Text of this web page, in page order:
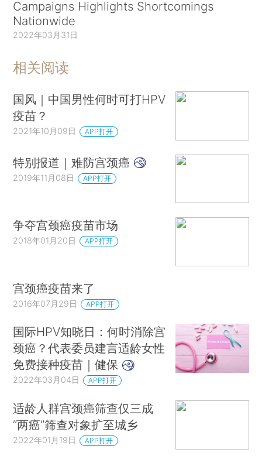
Campaigns Highlights Shortcomings
Nationwide
2022年03月31日
相关阅读
国风｜中国男性何时可打HPV
疫苗？
2021年10月09日 APP打开
特别报道｜难防宫颈癌
2019年11月08日 APP打开
争夺宫颈癌疫苗市场
2018年01月20日 APP打开
宫颈癌疫苗来了
2016年07月29日 APP打开
国际HPV知晓日：何时消除宫
颈癌？代表委员建言适龄女性
免费接种疫苗｜健保
2022年03月04日 APP打开
适龄人群宫颈癌筛查仅三成
“两癌”筛查对象扩至城乡
2022年01月19日 APP打开